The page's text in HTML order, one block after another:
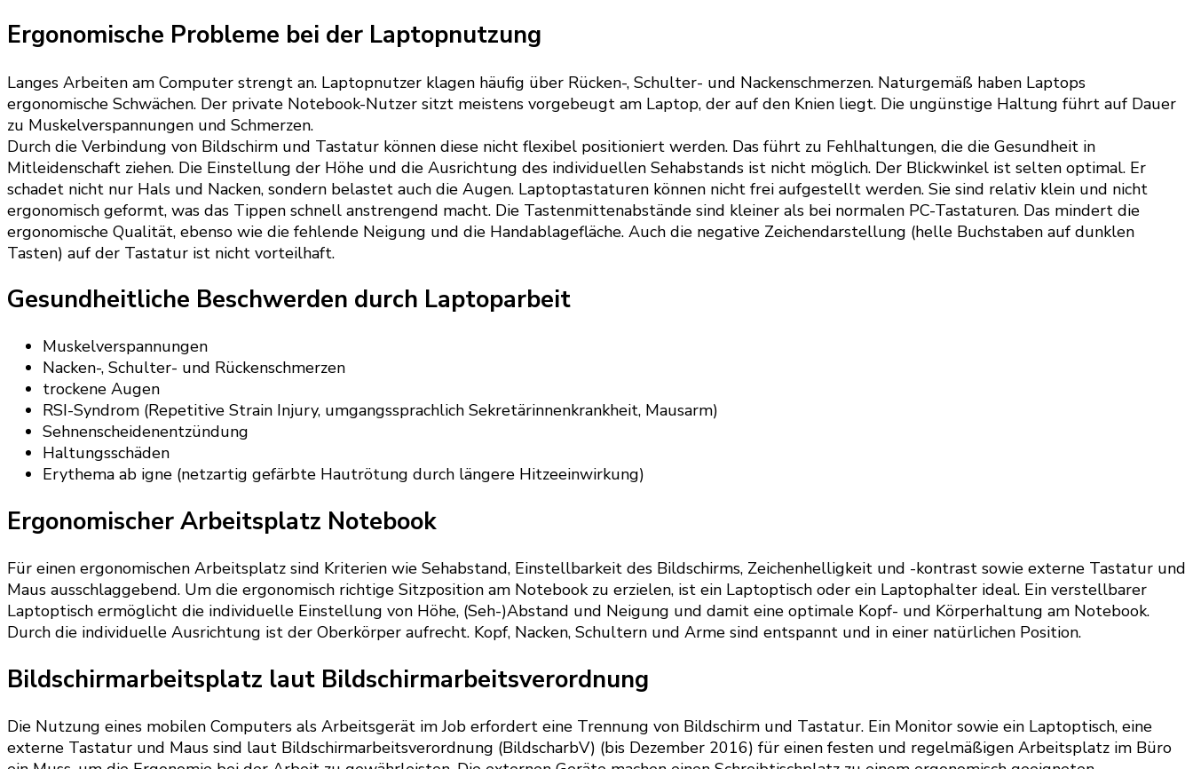
Ergonomische Probleme bei der Laptopnutzung
Langes Arbeiten am Computer strengt an. Laptopnutzer klagen häufig über Rücken-, Schulter- und Nackenschmerzen. Naturgemäß haben Laptops
ergonomische Schwächen. Der private Notebook-Nutzer sitzt meistens vorgebeugt am Laptop, der auf den Knien liegt. Die ungünstige Haltung führt auf Dauer
zu Muskelverspannungen und Schmerzen.
Durch die Verbindung von Bildschirm und Tastatur können diese nicht flexibel positioniert werden. Das führt zu Fehlhaltungen, die die Gesundheit in
Mitleidenschaft ziehen. Die Einstellung der Höhe und die Ausrichtung des individuellen Sehabstands ist nicht möglich. Der Blickwinkel ist selten optimal. Er
schadet nicht nur Hals und Nacken, sondern belastet auch die Augen. Laptoptastaturen können nicht frei aufgestellt werden. Sie sind relativ klein und nicht
ergonomisch geformt, was das Tippen schnell anstrengend macht. Die Tastenmittenabstände sind kleiner als bei normalen PC-Tastaturen. Das mindert die
ergonomische Qualität, ebenso wie die fehlende Neigung und die Handablagefläche. Auch die negative Zeichendarstellung (helle Buchstaben auf dunklen
Tasten) auf der Tastatur ist nicht vorteilhaft.
Gesundheitliche Beschwerden durch Laptoparbeit
Muskelverspannungen
Nacken-, Schulter- und Rückenschmerzen
trockene Augen
RSI-Syndrom (Repetitive Strain Injury, umgangssprachlich Sekretärinnenkrankheit, Mausarm)
Sehnenscheidenentzündung
Haltungsschäden
Erythema ab igne (netzartig gefärbte Hautrötung durch längere Hitzeeinwirkung)
Ergonomischer Arbeitsplatz Notebook
Für einen ergonomischen Arbeitsplatz sind Kriterien wie Sehabstand, Einstellbarkeit des Bildschirms, Zeichenhelligkeit und -kontrast sowie externe Tastatur und
Maus ausschlaggebend. Um die ergonomisch richtige Sitzposition am Notebook zu erzielen, ist ein Laptoptisch oder ein Laptophalter ideal. Ein verstellbarer
Laptoptisch ermöglicht die individuelle Einstellung von Höhe, (Seh-)Abstand und Neigung und damit eine optimale Kopf- und Körperhaltung am Notebook.
Durch die individuelle Ausrichtung ist der Oberkörper aufrecht. Kopf, Nacken, Schultern und Arme sind entspannt und in einer natürlichen Position.
Bildschirmarbeitsplatz laut Bildschirmarbeitsverordnung
Die Nutzung eines mobilen Computers als Arbeitsgerät im Job erfordert eine Trennung von Bildschirm und Tastatur. Ein Monitor sowie ein Laptoptisch, eine
externe Tastatur und Maus sind laut Bildschirmarbeitsverordnung (BildscharbV) (bis Dezember 2016) für einen festen und regelmäßigen Arbeitsplatz im Büro